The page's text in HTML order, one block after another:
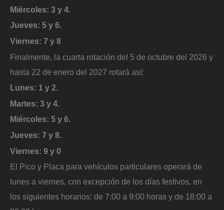
Miércoles: 3 y 4.
Jueves: 5 y 6.
Viernes: 7 y 8
Finalmente, la cuarta rotación del 5 de octubre del 2026 y
hasta 22 de enero del 2027 rotará así:
Lunes: 1 y 2.
Martes: 3 y 4.
Miércoles: 5 y 6.
Jueves: 7 y 8.
Viernes: 9 y 0
El Pico y Placa para vehículos particulares operará de
lunes a viernes, con excepción de los días festivos, en
los siguientes horarios: de 7:00 a 9:00 horas y de 18:00 a